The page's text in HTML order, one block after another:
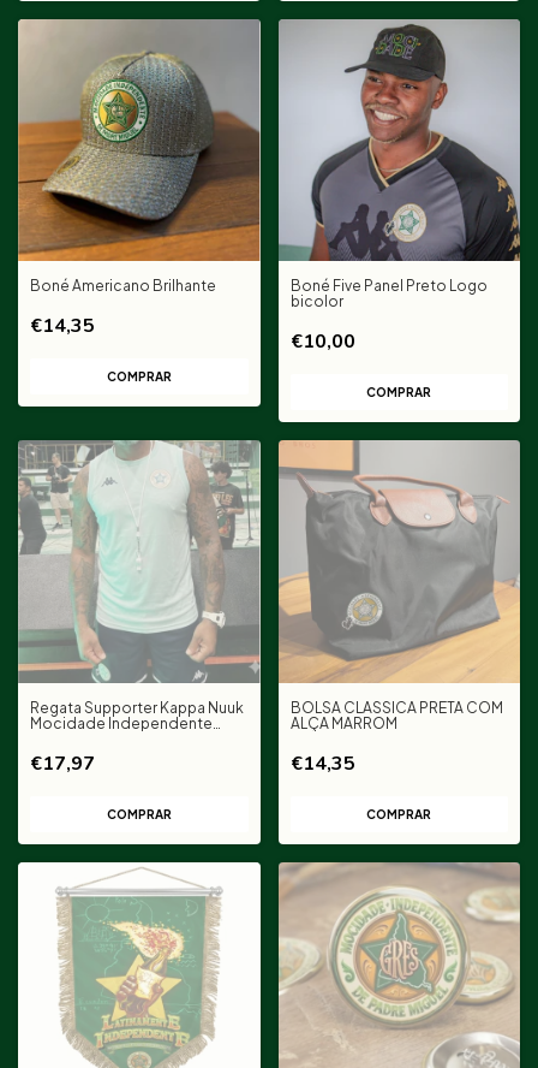
Boné Americano Brilhante
€14,35
COMPRAR
Boné Five Panel Preto Logo
bicolor
€10,00
Regata Supporter Kappa Nuuk
Mocidade Independente
€17,97
COMPRAR
BOLSA CLÁSSICA PRETA COM
ALÇA MARROM
€14,35